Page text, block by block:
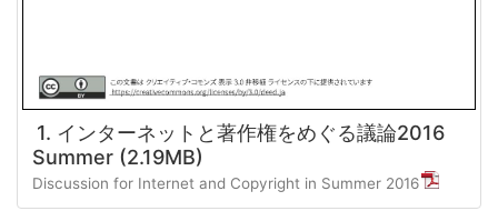
1. インターネットと著作権をめぐる議論2016
Summer (2.19MB)
Discussion for Internet and Copyright in Summer 2016